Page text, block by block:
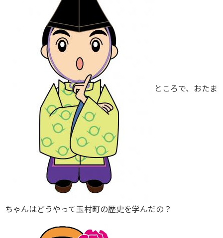
ところで、おたま
ちゃんはどうやって玉村町の歴史を学んだの？